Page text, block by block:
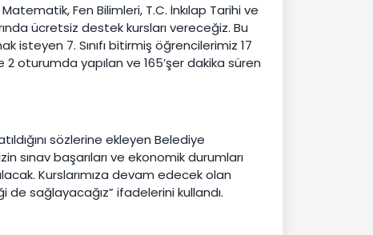
Fen Bilimleri, T.C. İnkılap Tarihi ve
ücretsiz destek kursları vereceğiz. Bu
isteyen 7. Sınıfı bitirmiş öğrencilerimiz 17
oturumda yapılan ve 165’şer dakika süren
sözlerine ekleyen Belediye
sınav başarıları ve ekonomik durumları
Kurslarımıza devam edecek olan
sağlayacağız” ifadelerini kullandı.